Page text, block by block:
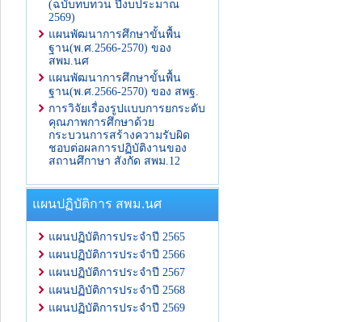
(ฉบับทบทวน ปีงบประมาณ
2569)
แผนพัฒนาการศึกษาขั้นพื้น
ฐาน(พ.ศ.2566-2570) ของ
สพม.นศ
แผนพัฒนาการศึกษาขั้นพื้น
ฐาน(พ.ศ.2566-2570) ของ สพฐ.
การวิจัยเรื่องรูปแบบการยกระดับ
คุณภาพการศึกษาด้วย
กระบวนการสร้างความรับผิด
ชอบต่อผลการปฏิบัติงานของ
สถานศึกาษา สังกัด สพม.12
แผนปฏิบัติการ สพม.นศ
แผนปฏิบัติการประจำปี 2565
แผนปฏิบัติการประจำปี 2566
แผนปฏิบัติการประจำปี 2567
แผนปฏิบัติการประจำปี 2568
แผนปฏิบัติการประจำปี 2569